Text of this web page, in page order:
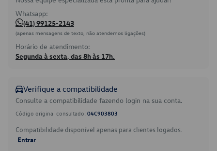
Whatsapp:
(41) 99125-2143
(apenas mensagens de texto, não atendemos ligações)
Horário de atendimento:
Segunda à sexta, das 8h às 17h.
Verifique a compatibilidade
Consulte a compatibilidade fazendo login na sua conta.
Código original consultado: 04C903803
Compatibilidade disponível apenas para clientes logados.
Entrar